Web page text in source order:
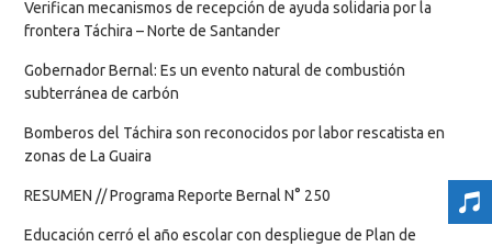
Verifican mecanismos de recepción de ayuda solidaria por la
frontera Táchira – Norte de Santander
Gobernador Bernal: Es un evento natural de combustión
subterránea de carbón
Bomberos del Táchira son reconocidos por labor rescatista en
zonas de La Guaira
RESUMEN // Programa Reporte Bernal N° 250
Educación cerró el año escolar con despliegue de Plan de